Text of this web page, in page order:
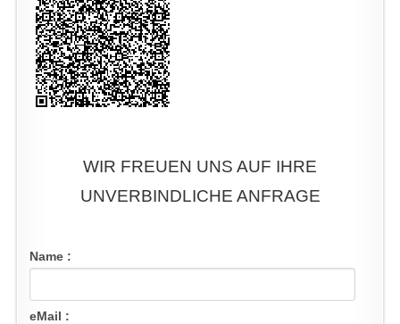
WIR FREUEN UNS AUF IHRE
UNVERBINDLICHE ANFRAGE
Name :
eMail :